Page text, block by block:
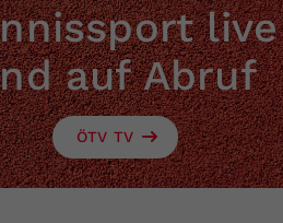
live
auf Abruf
ÖTV TV